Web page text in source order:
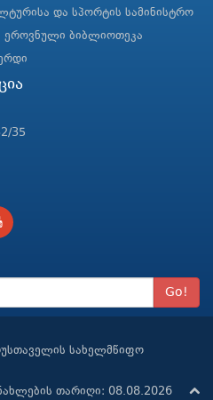
და სპორტის სამინისტრო
ეროვნული ბიბლიოთეკა
35
Go!
სახელმწიფო
თარიღი: 08.08.2026